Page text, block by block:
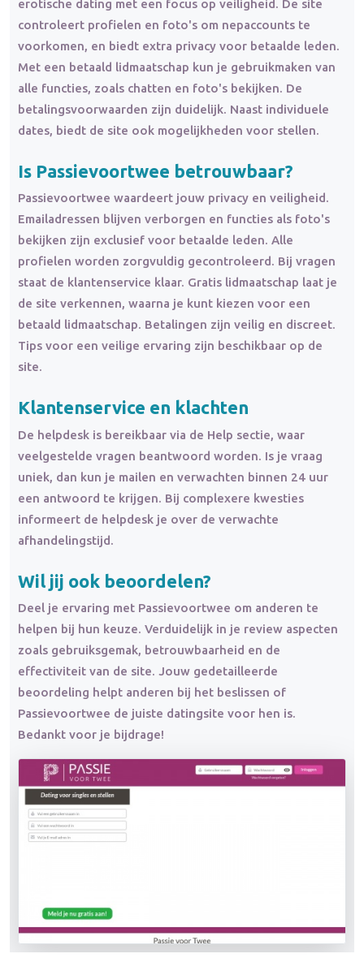
erotische dating met een focus op veiligheid. De site
controleert profielen en foto's om nepaccounts te
voorkomen, en biedt extra privacy voor betaalde leden.
Met een betaald lidmaatschap kun je gebruikmaken van
alle functies, zoals chatten en foto's bekijken. De
betalingsvoorwaarden zijn duidelijk. Naast individuele
dates, biedt de site ook mogelijkheden voor stellen.
Is Passievoortwee betrouwbaar?
Passievoortwee waardeert jouw privacy en veiligheid.
Emailadressen blijven verborgen en functies als foto's
bekijken zijn exclusief voor betaalde leden. Alle
profielen worden zorgvuldig gecontroleerd. Bij vragen
staat de klantenservice klaar. Gratis lidmaatschap laat je
de site verkennen, waarna je kunt kiezen voor een
betaald lidmaatschap. Betalingen zijn veilig en discreet.
Tips voor een veilige ervaring zijn beschikbaar op de
site.
Klantenservice en klachten
De helpdesk is bereikbaar via de Help sectie, waar
veelgestelde vragen beantwoord worden. Is je vraag
uniek, dan kun je mailen en verwachten binnen 24 uur
een antwoord te krijgen. Bij complexere kwesties
informeert de helpdesk je over de verwachte
afhandelingstijd.
Wil jij ook beoordelen?
Deel je ervaring met Passievoortwee om anderen te
helpen bij hun keuze. Verduidelijk in je review aspecten
zoals gebruiksgemak, betrouwbaarheid en de
effectiviteit van de site. Jouw gedetailleerde
beoordeling helpt anderen bij het beslissen of
Passievoortwee de juiste datingsite voor hen is.
Bedankt voor je bijdrage!